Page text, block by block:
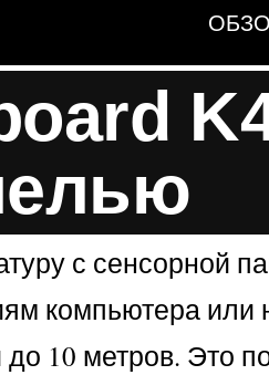
с сенсорной
компьютера или
10 метров. Это